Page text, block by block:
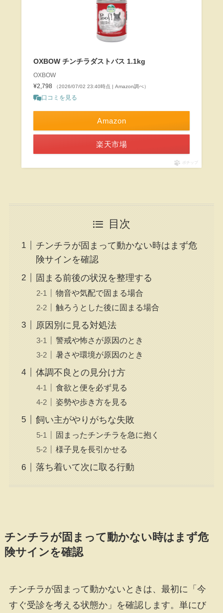
OXBOW チンチラダストバス 1.1kg
OXBOW
¥2,798
（2026/07/02 23:40時点 | Amazon調べ）
口コミを見る
Amazon
楽天市場
ポチップ
目次
チンチラが固まって動かない時はまず危
険サインを確認
固まる前後の状況を整理する
物音や気配で固まる場合
触ろうとした後に固まる場合
原因別に見る対処法
警戒や怖さが原因のとき
暑さや環境が原因のとき
体調不良との見分け方
食欲と便を必ず見る
姿勢や歩き方を見る
飼い主がやりがちな失敗
固まったチンチラを急に抱く
様子見を長引かせる
落ち着いて次に取る行動
チンチラが固まって動かない時はまず危
険サインを確認
チンチラが固まって動かないときは、最初に「今
すぐ受診を考える状態か」を確認します。単にび